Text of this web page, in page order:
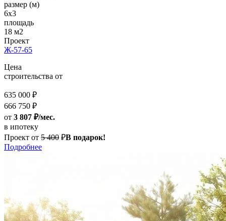
размер (м)
6x3
площадь
18 м2
Проект
Ж-57-65
Цена
строительства от
635 000 ₽
666 750 ₽
от 3 807 ₽/мес.
в ипотеку
Проект от 5 400 ₽В подарок!
Подробнее